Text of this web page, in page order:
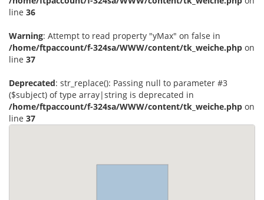
line 36
Warning: Attempt to read property "yMax" on false in
/home/ftpaccount/f-324sa/WWW/content/tk_weiche.php on
line 37
Deprecated: str_replace(): Passing null to parameter #3
($subject) of type array|string is deprecated in
/home/ftpaccount/f-324sa/WWW/content/tk_weiche.php on
line 37